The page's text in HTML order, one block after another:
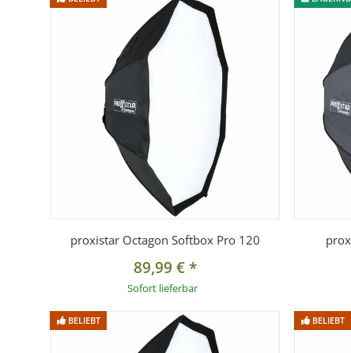
proxistar Octagon Softbox Pro 120
89,99 €*
Sofort lieferbar
BELIEBT BELIEBT